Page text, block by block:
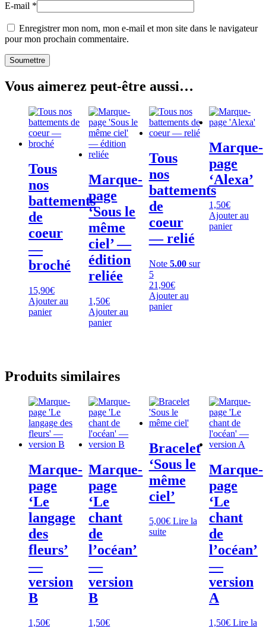
E-mail *
Enregistrer mon nom, mon e-mail et mon site dans le navigateur
pour mon prochain commentaire.
Vous aimerez peut-être aussi…
Tous
nos
battements
de
coeur
—
broché
15,90€
Ajouter au
panier
Marque-
page
‘Sous le
même
ciel’ —
édition
reliée
1,50€
Ajouter au
panier
Tous
nos
battements
de
coeur
— relié
Note 5.00sur
5
21,90€
Ajouter au
panier
Marque-
page
‘Alexa’
1,50€
Ajouter au
panier
Produits similaires
Marque-
page
‘Le
langage
des
fleurs’
—
version
B
1,50€
Marque-
page
‘Le
chant
de
l’océan’
—
version
B
1,50€
Bracelet
‘Sous le
même
ciel’
5,00€ Lire la
suite
Marque-
page
‘Le
chant
de
l’océan’
—
version
A
1,50€ Lire la